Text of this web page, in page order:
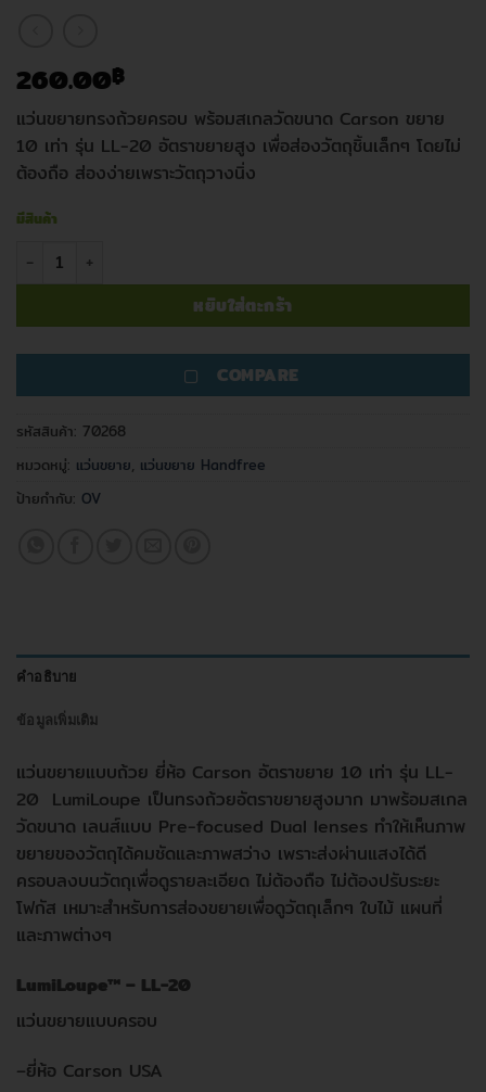
260.00฿
แว่นขยายทรงถ้วยครอบ พร้อมสเกลวัดขนาด Carson ขยาย
10 เท่า รุ่น LL-20 อัตราขยายสูง เพื่อส่องวัตถุชิ้นเล็กๆ โดยไม่
ต้องถือ ส่องง่ายเพราะวัตถุวางนิ่ง
มีสินค้า
จำนวน แว่นขยายทรงถ้วย พร้อมสเกลวัด Carson 10x รุ่น LL-20 ชิ้น
หยิบใส่ตะกร้า
COMPARE
รหัสสินค้า: 70268
หมวดหมู่: แว่นขยาย, แว่นขยาย Handfree
ป้ายกำกับ: OV
คำอธิบาย
ข้อมูลเพิ่มเติม
แว่นขยายแบบถ้วย ยี่ห้อ Carson อัตราขยาย 10 เท่า รุ่น LL-
20 LumiLoupe เป็นทรงถ้วยอัตราขยายสูงมาก มาพร้อมสเกล
วัดขนาด เลนส์แบบ Pre-focused Dual lenses ทำให้เห็นภาพ
ขยายของวัตถุได้คมชัดและภาพสว่าง เพราะส่งผ่านแสงได้ดี
ครอบลงบนวัตถุเพื่อดูรายละเอียด ไม่ต้องถือ ไม่ต้องปรับระยะ
โฟกัส เหมาะสำหรับการส่องขยายเพื่อดูวัตถุเล็กๆ ใบไม้ แผนที่
และภาพต่างๆ
LumiLoupe™ – LL-20
แว่นขยายแบบครอบ
–ยี่ห้อ Carson USA